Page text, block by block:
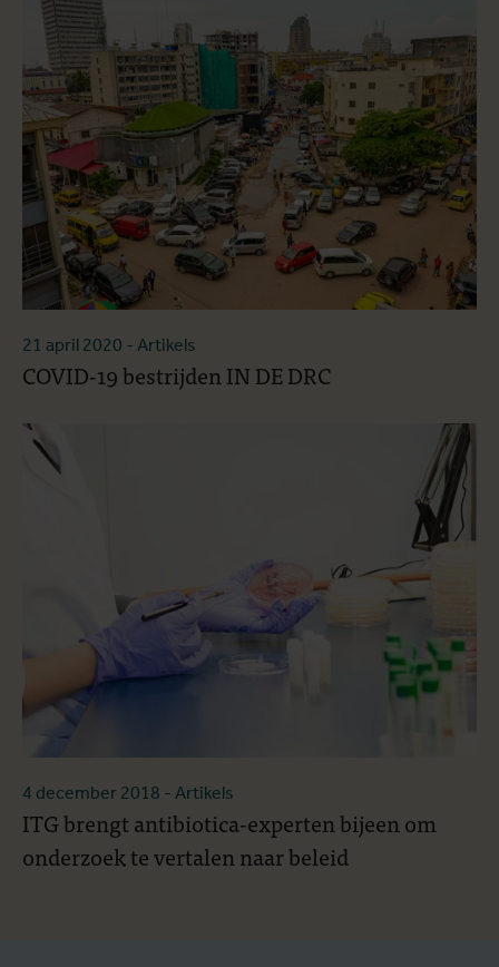
21 april 2020 - Artikels
COVID-19 bestrijden IN DE DRC
4 december 2018 - Artikels
ITG brengt antibiotica-experten bijeen om
onderzoek te vertalen naar beleid